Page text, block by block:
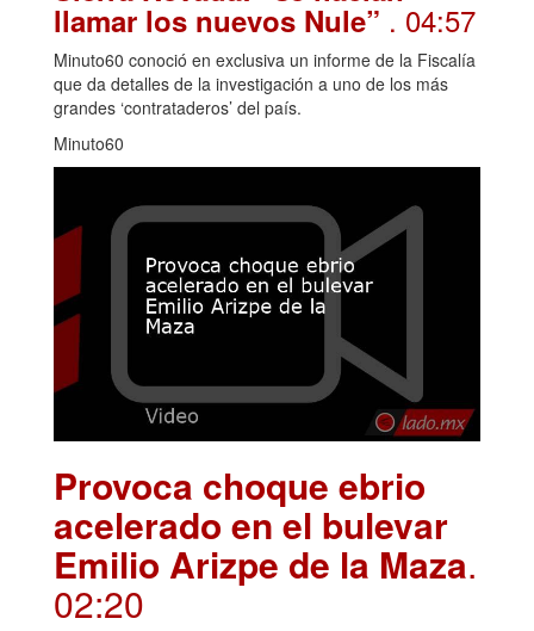
llamar los nuevos Nule” . 04:57
Minuto60 conoció en exclusiva un informe de la Fiscalía
que da detalles de la investigación a uno de los más
grandes ‘contrataderos’ del país.
Minuto60
Provoca choque ebrio
acelerado en el bulevar
Emilio Arizpe de la Maza.
02:20